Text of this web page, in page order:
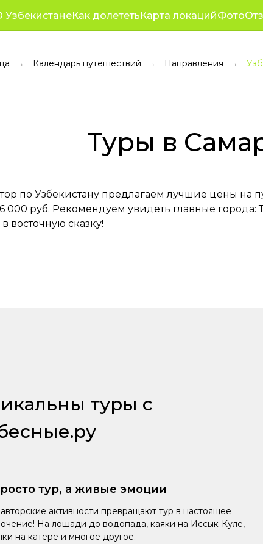
Путешествия Корпоративные туры
Отзывы
О нас
УзбекистанеКак долететьКарта локацийФото
→ Календарь путешествий → Направления →
Туры в
по Узбекистану предлагаем лучшие цены на
000 руб. Рекомендуем увидеть главные
восточную сказку!
туры с
тур, а живые эмоции
активности превращают тур в настоящее
На лошади до водопада, каяки на Иссык-Куле,
на катере и многое другое.